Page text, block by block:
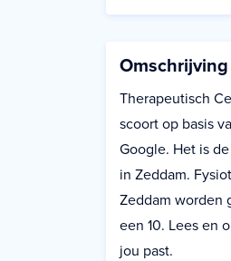
Omschrijving
Therapeutisch
scoort op basis
Google. Het is
in Zeddam.
Zeddam worden
een 10. Lees en
jou past.